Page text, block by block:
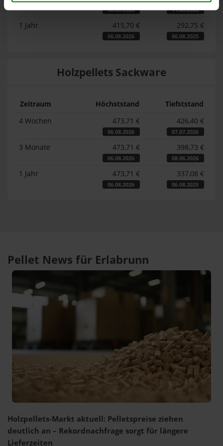
06.08.2026 11.06.2026
1 Jahr 415,70 €
06.08.2026
292,75 €
06.08.2025
Holzpellets Sackware
Zeitraum Höchststand
Tiefststand
4 Wochen
473,71 €
06.08.2026
426,40 €
07.07.2026
3 Monate 473,71 €
06.08.2026
398,73 €
08.06.2026
1 Jahr 473,71 €
06.08.2026
337,08 €
06.08.2025
Pellet News für Erlabrunn
Holzpellets-Markt aktuell: Pelletspreise ziehen
deutlich an – Rekordnachfrage sorgt für längere
Lieferzeiten